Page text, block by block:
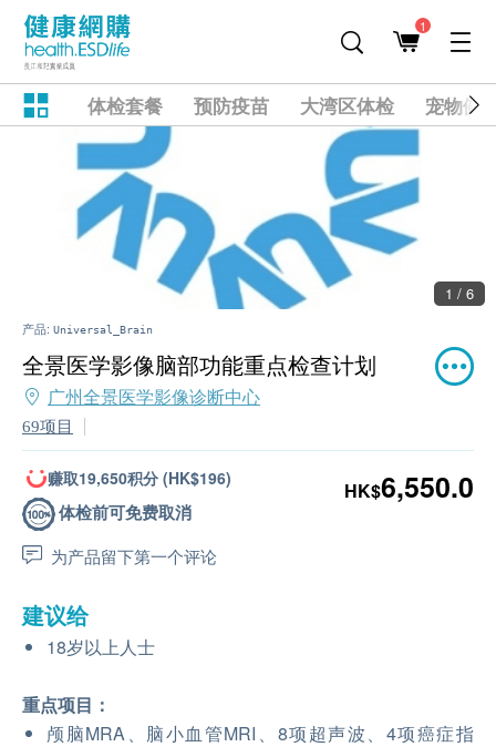
1
体检套餐 预防疫苗 大湾区体检 宠物健
1 / 6
产品: Universal_Brain
全景医学影像脑部功能重点检查计划
广州全景医学影像诊断中心
69项目
赚取19,650积分 (HK$196)
体检前可免费取消
为产品留下第一个评论
HK$6,550.0
建议给
18岁以上人士
重点项目：
颅脑MRA、脑小血管MRI、8项超声波、4项癌症指